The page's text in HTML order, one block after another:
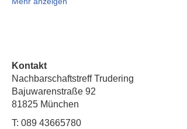
Kontakt
Nachbarschaftstreff Trudering
Bajuwarenstraße 92
81825 München
T: 089 43665780